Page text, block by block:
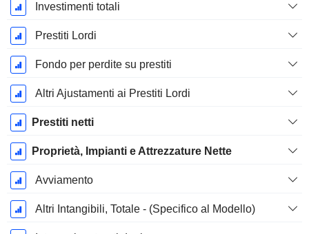
Investimenti totali
Prestiti Lordi
Fondo per perdite su prestiti
Altri Ajustamenti ai Prestiti Lordi
Prestiti netti
Proprietà, Impianti e Attrezzature Nette
Avviamento
Altri Intangibili, Totale - (Specifico al Modello)